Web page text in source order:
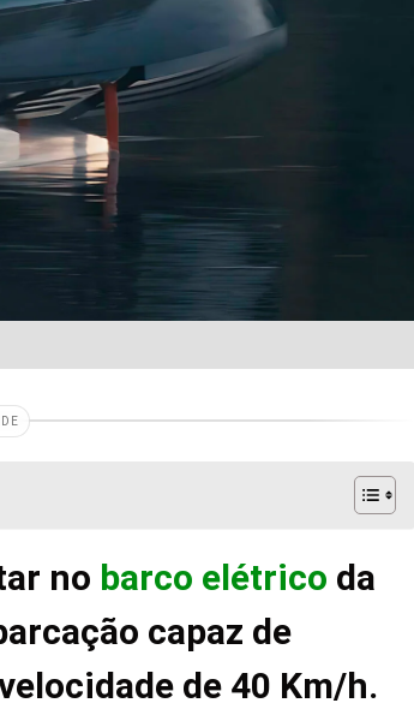
no barco elétrico da
capaz de
de 40 Km/h.